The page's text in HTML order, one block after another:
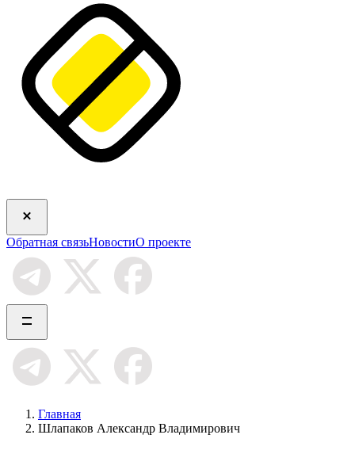
Обратная связьНовостиО проекте
Главная
Шлапаков Александр Владимирович